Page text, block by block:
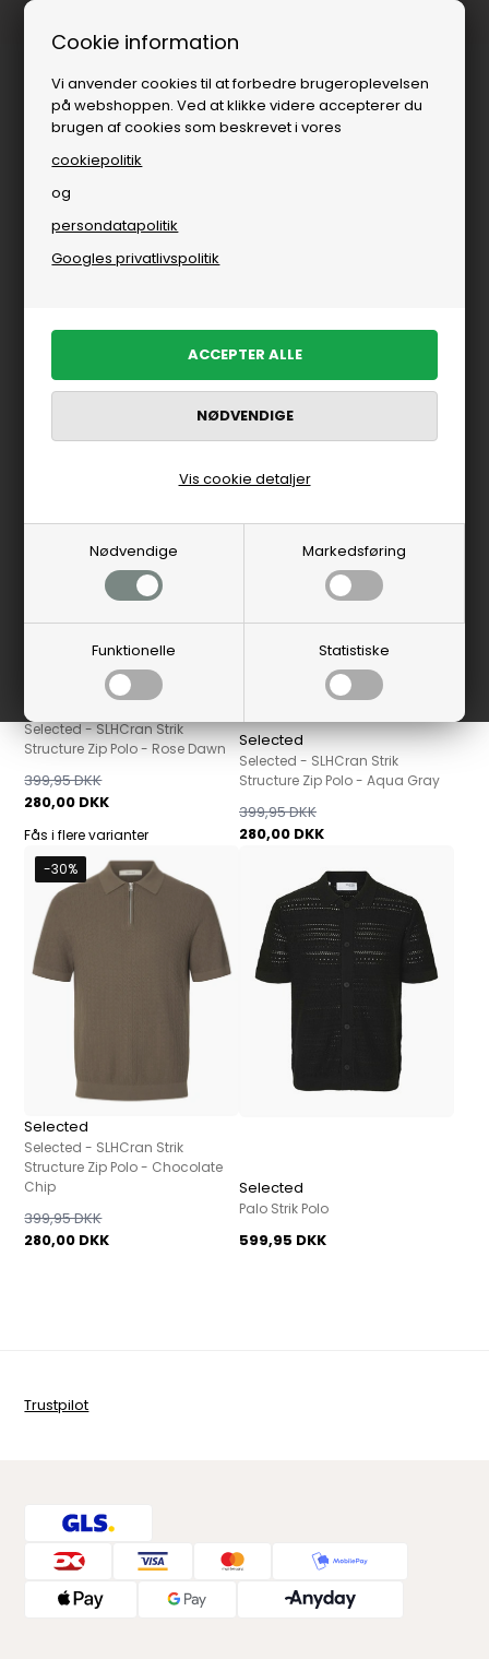
Cookie information
Vi anvender cookies til at forbedre brugeroplevelsen
på webshoppen. Ved at klikke videre accepterer du
brugen af cookies som beskrevet i vores
cookiepolitik
og
persondatapolitik
Googles privatlivspolitik
Nødvendige Markedsføring
Funktionelle Statistiske
Vis cookie detaljer
Herre Brands
FILTRER PRODUKTER
Selected
Selected - SLHCran Strik
Structure Zip Polo - Rose Dawn
280,00 DKK
399,95 DKK
Fås i flere varianter
Selected
Selected - SLHCran Strik
Structure Zip Polo - Aqua Gray
280,00 DKK
399,95 DKK
-30%
Selected
Selected - SLHCran Strik
Structure Zip Polo - Chocolate
Chip
280,00 DKK
399,95 DKK
Selected
Palo Strik Polo
599,95 DKK
Trustpilot